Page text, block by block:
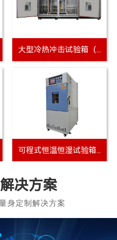
大型冷热冲击试验箱（...
可程式恒温恒湿试验箱...
解决方案